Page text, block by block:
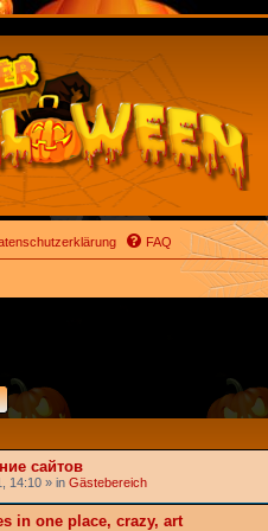
FAQ
Erweiterte Suche
сайтов
14:10 » in Gästebereich
in one place, crazy, art